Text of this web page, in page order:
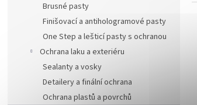
Brusné pasty
Finišovací a antihologramové pasty
One Step a lešticí pasty s ochranou
Ochrana laku a exteriéru
Sealanty a vosky
Detailery a finální ochrana
Ochrana plastů a povrchů